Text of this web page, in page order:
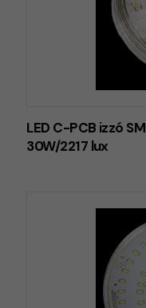
LED C-PCB izzó
30W/2217 lux